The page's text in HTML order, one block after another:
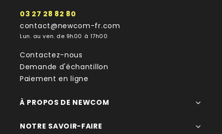
03 27 28 82 80
contact@newcom-fr.com
Lun. au ven. de 9h00 à 17h00
Contactez-nous
Demande d'échantillon
Paiement en ligne
À PROPOS DE NEWCOM
NOTRE SAVOIR-FAIRE